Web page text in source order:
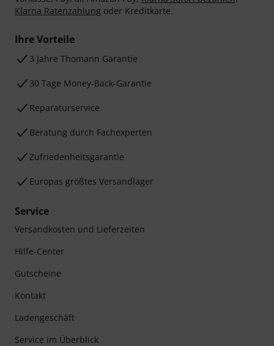
Klarna Ratenzahlung oder Kreditkarte.
Ihre Vorteile
3 Jahre Thomann Garantie
30 Tage Money-Back-Garantie
Reparaturservice
Beratung durch Fachexperten
Zufriedenheitsgarantie
Europas größtes Versandlager
Service
Versandkosten und Lieferzeiten
Hilfe-Center
Gutscheine
Kontakt
Ladengeschäft
Service im Überblick